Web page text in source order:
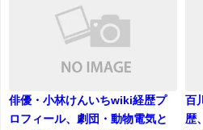
俳優・小林けんいちwiki経歴プ
ロフィール、劇団・動物電気と
百
歴